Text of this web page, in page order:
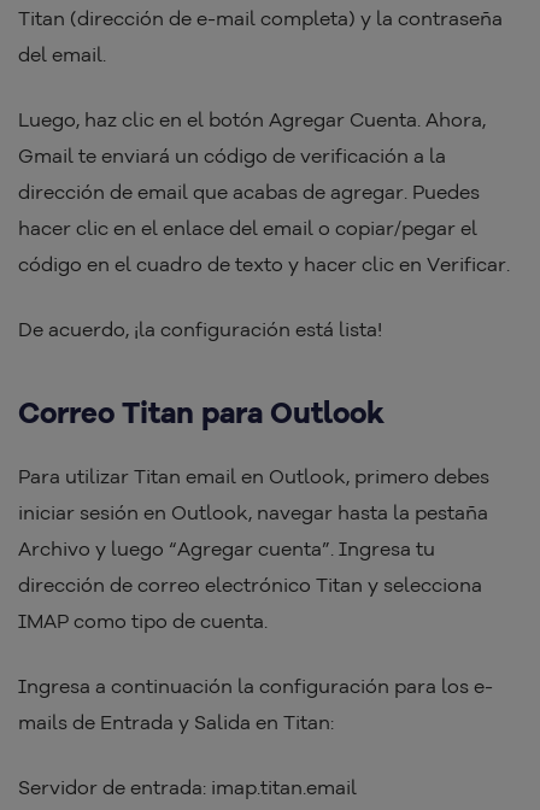
Titan (dirección de e-mail completa) y la contraseña
del email.
Luego, haz clic en el botón Agregar Cuenta. Ahora,
Gmail te enviará un código de verificación a la
dirección de email que acabas de agregar. Puedes
hacer clic en el enlace del email o copiar/pegar el
código en el cuadro de texto y hacer clic en Verificar.
De acuerdo, ¡la configuración está lista!
Correo Titan para Outlook
Para utilizar Titan email en Outlook, primero debes
iniciar sesión en Outlook, navegar hasta la pestaña
Archivo y luego “Agregar cuenta”. Ingresa tu
dirección de correo electrónico Titan y selecciona
IMAP como tipo de cuenta.
Ingresa a continuación la configuración para los e-
mails de Entrada y Salida en Titan:
Servidor de entrada: imap.titan.email